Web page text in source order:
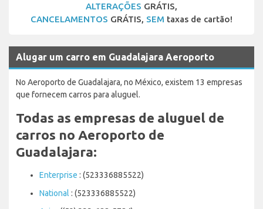
ALTERAÇÕES GRÁTIS,
CANCELAMENTOS GRÁTIS, SEM taxas de cartão!
Alugar um carro em Guadalajara Aeroporto
No Aeroporto de Guadalajara, no México, existem 13 empresas
que fornecem carros para aluguel.
Todas as empresas de aluguel de
carros no Aeroporto de
Guadalajara:
Enterprise : (523336885522)
National : (523336885522)